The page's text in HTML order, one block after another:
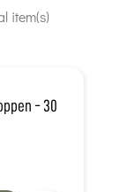
item(s)
- 30